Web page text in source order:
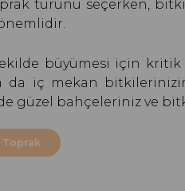
türünü seçerken,
büyümesi için
iç mekan
güzel bahçeleriniz ve